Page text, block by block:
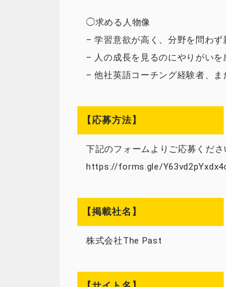
◯求める人物像
– 学習意欲が高く、分野を問わ
– 人の成長を見るのにやりがいを
– 他社英語コーチング経験者、
【応募方法】
下記のフォームよりご応募くださ
https://forms.gle/
【掲載社名】
株式会社The Past